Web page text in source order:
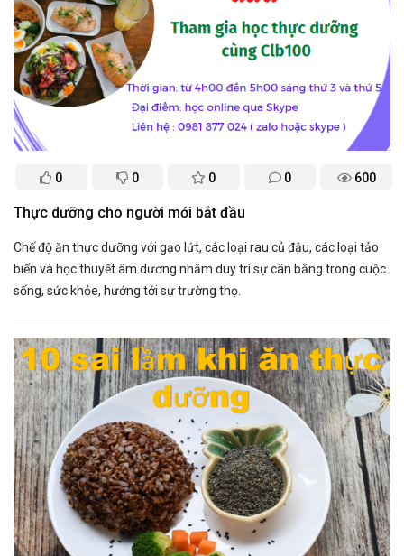
0 0 0 0 600
Thực dưỡng cho người mới bắt đầu
Chế độ ăn thực dưỡng với gạo lứt, các loại rau củ đậu, các loại tảo
biển và học thuyết âm dương nhằm duy trì sự cân bằng trong cuộc
sống, sức khỏe, hướng tới sự trường thọ.